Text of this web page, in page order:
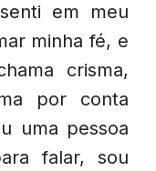
em meu
minha fé, e
crisma,
por conta
uma pessoa
falar, sou